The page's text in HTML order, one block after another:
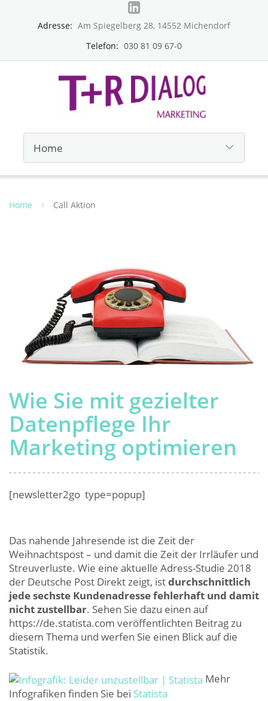
Adresse: Am Spiegelberg 28, 14552 Michendorf
Telefon: 030 81 09 67-0
Home Call Aktion
Wie Sie mit gezielter
Datenpflege Ihr
Marketing optimieren
[newsletter2go type=popup]
Das nahende Jahresende ist die Zeit der
Weihnachtspost – und damit die Zeit der Irrläufer und
Streuverluste. Wie eine aktuelle Adress-Studie 2018
der Deutsche Post Direkt zeigt, istdurchschnittlich
jede sechste Kundenadresse fehlerhaft und damit
nicht zustellbar. Sehen Sie dazu einen auf
https://de.statista.com veröffentlichten Beitrag zu
diesem Thema und werfen Sie einen Blick auf die
Statistik.
Mehr
Infografiken finden Sie bei Statista